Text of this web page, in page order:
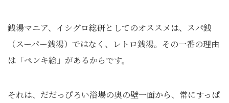
銭湯マニア、イシグロ総研としてのオススメは、スパ銭
（スーパー銭湯） ではなく、レトロ銭湯。その一番の理由
は「ペンキ絵」があるからです。
それは、だだっぴろい浴場の奥の壁一面から、常にすっぱ